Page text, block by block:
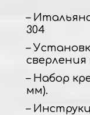
–
304
–
сверления
– Набор
мм).
–